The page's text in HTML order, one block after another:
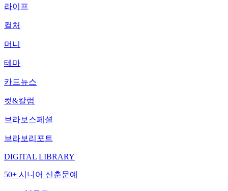
라이프
컬처
머니
테마
카드뉴스
컷&칼럼
브라보스페셜
브라보리포트
DIGITAL LIBRARY
50+ 시니어 신춘문예